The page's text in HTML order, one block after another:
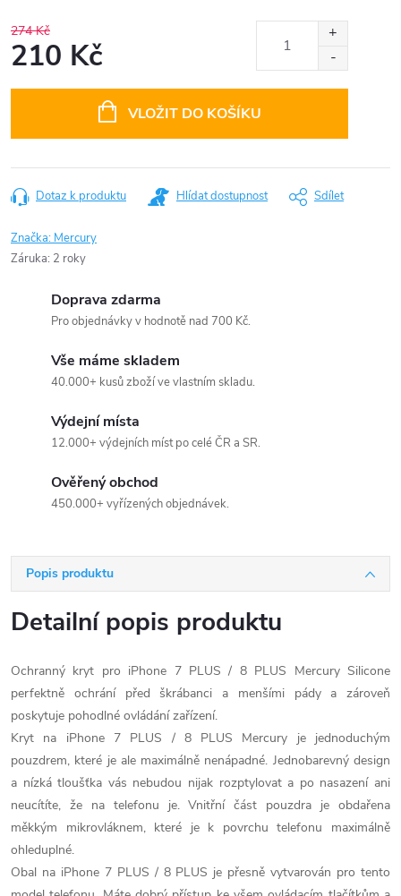
274 Kč
210 Kč
VLOŽIT DO KOŠÍKU
Dotaz k produktu Hlídat dostupnost Sdílet
Značka: Mercury
Záruka: 2 roky
Doprava zdarma
Pro objednávky v hodnotě nad 700 Kč.
Vše máme skladem
40.000+ kusů zboží ve vlastním skladu.
Výdejní místa
12.000+ výdejních míst po celé ČR a SR.
Ověřený obchod
450.000+ vyřízených objednávek.
Popis produktu
Detailní popis produktu
Ochranný kryt pro iPhone 7 PLUS / 8 PLUS Mercury Silicone
perfektně ochrání před škrábanci a menšími pády a zároveň
poskytuje pohodlné ovládání zařízení.
Kryt na iPhone 7 PLUS / 8 PLUS Mercury je jednoduchým
pouzdrem, které je ale maximálně nenápadné. Jednobarevný design
a nízká tloušťka vás nebudou nijak rozptylovat a po nasazení ani
neucítíte, že na telefonu je. Vnitřní část pouzdra je obdařena
měkkým mikrovláknem, které je k povrchu telefonu maximálně
ohleduplné.
Obal na iPhone 7 PLUS / 8 PLUS je přesně vytvarován pro tento